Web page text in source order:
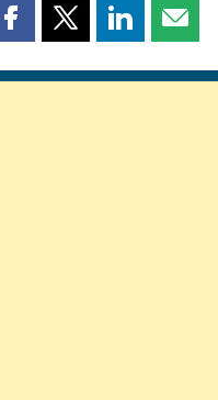
Partager
page
Partager
page
Partager
page page